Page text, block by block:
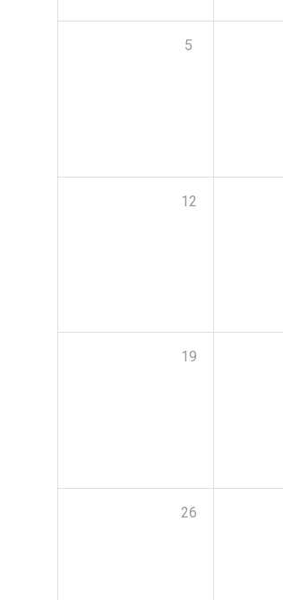
5
12
19
26